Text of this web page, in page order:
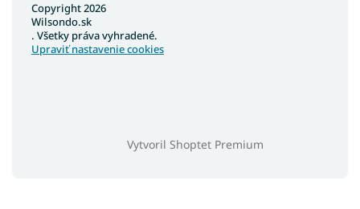
Vytvoril Shoptet Premium
Copyright 2026
Wilsondo.sk
. Všetky práva vyhradené.
Upraviť nastavenie cookies